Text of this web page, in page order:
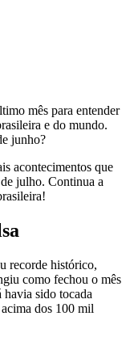
mês para entender
e do mundo.
junho?
acontecimentos que
julho. Continua a
recorde histórico,
como fechou o mês
sido tocada
dos 100 mil